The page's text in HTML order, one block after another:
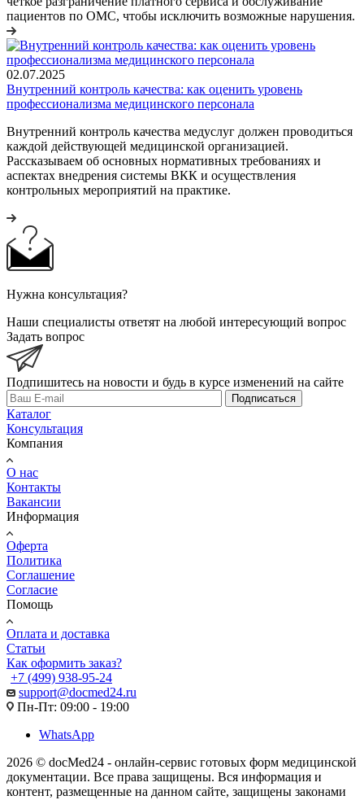
пациентов по ОМС, чтобы исключить возможные нарушения.
02.07.2025
Внутренний контроль качества: как оценить уровень
профессионализма медицинского персонала
Внутренний контроль качества медуслуг должен проводиться
каждой действующей медицинской организацией.
Рассказываем об основных нормативных требованиях и
аспектах внедрения системы ВКК и осуществления
контрольных мероприятий на практике.
Нужна консультация?
Наши специалисты ответят на любой интересующий вопрос
Задать вопрос
Подпишитесь на новости и будь в курсе изменений на сайте
Подписаться
Каталог
Консультация
Компания
О нас
Контакты
Вакансии
Информация
Оферта
Политика
Соглашение
Согласие
Помощь
Оплата и доставка
Статьи
Как оформить заказ?
+7 (499) 938-95-24
support@docmed24.ru
Пн-Пт: 09:00 - 19:00
WhatsApp
2026 © docMed24 - онлайн-сервис готовых форм медицинской
документации. Все права защищены. Вся информация и
контент, размещенные на данном сайте, защищены законами